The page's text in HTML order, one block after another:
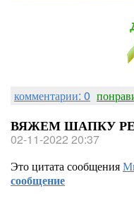
комментарии: 0
ВЯЖЕМ ШАПКУ
02-11-2022 20:37
Это цитата сообщения
сообщение